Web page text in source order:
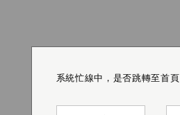
系統忙線中，是否跳轉至首頁
系統忙線中，是否跳轉至首頁
系統忙線中，是否跳轉至首頁
系統忙線中，是否跳轉至首頁
系統忙線中，是否跳轉至首頁